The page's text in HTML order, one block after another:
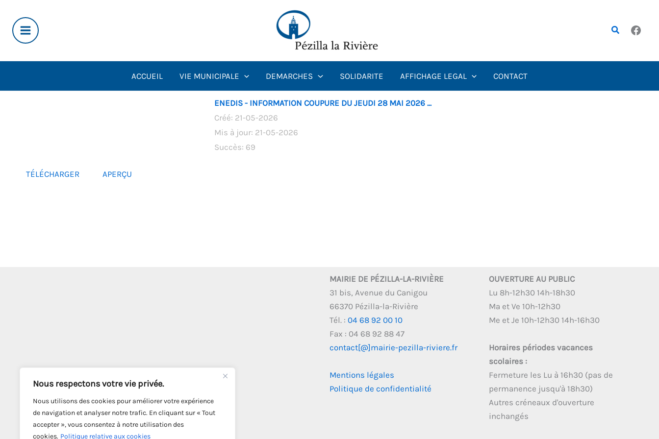
Nous respectons votre vie privée.
Nous utilisons des cookies pour améliorer votre expérience
de navigation et analyser notre trafic. En cliquant sur « Tout
accepter », vous consentez à notre utilisation des
cookies. Politique relative aux cookies
contenu
Rechercher
ACCUEIL VIE MUNICIPALE DEMARCHES SOLIDARITE AFFICHAGE LEGAL CONTACT
ENEDIS - INFORMATION COUPURE DU JEUDI 28 MAI 2026 ...
Créé: 21-05-2026
Mis à jour: 21-05-2026
Succès: 69
TÉLÉCHARGER APERÇU
MAIRIE DE PÉZILLA-LA-RIVIÈRE
31 bis, Avenue du Canigou
66370 Pézilla-la-Rivière
Tél. : 04 68 92 00 10
Fax : 04 68 92 88 47
contact[@]mairie-pezilla-riviere.fr
Mentions légales
Politique de confidentialité
OUVERTURE AU PUBLIC
Lu 8h-12h30 14h-18h30
Ma et Ve 10h-12h30
Me et Je 10h-12h30 14h-16h30
Horaires périodes vacances
scolaires :
Fermeture les Lu à 16h30 (pas de
permanence jusqu'à 18h30)
Autres créneaux d'ouverture
inchangés